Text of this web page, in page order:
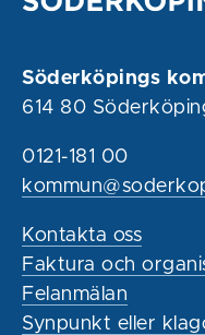
Söderköpings
614 80
0121-181 00
Kontakta oss
Faktura och
Felanmälan
Synpunkt eller